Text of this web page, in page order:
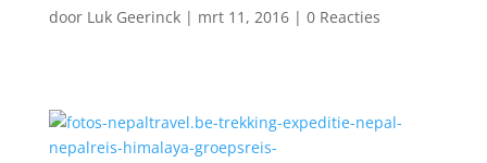
door Luk Geerinck| mrt 11, 2016| 0 Reacties